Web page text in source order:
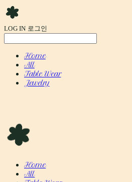
LOG IN 로그인
Home
All
Table Wear
Jewelry
Home
All